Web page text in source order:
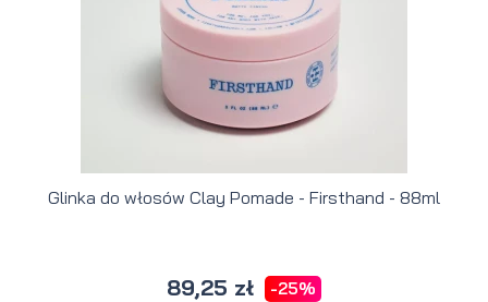
Glinka do włosów Clay Pomade - Firsthand - 88ml
89,25 zł -25%